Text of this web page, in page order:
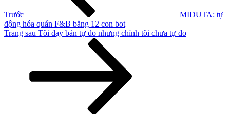
Trước
MIDUTA: tự
động hóa quán F&B bằng 12 con bot
Bài
Trang sau Tôi dạy bán tự do nhưng chính tôi chưa tự do